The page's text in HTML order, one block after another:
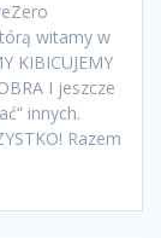
witamy w
KIBICUJEMY
I jeszcze
innych.
Razem